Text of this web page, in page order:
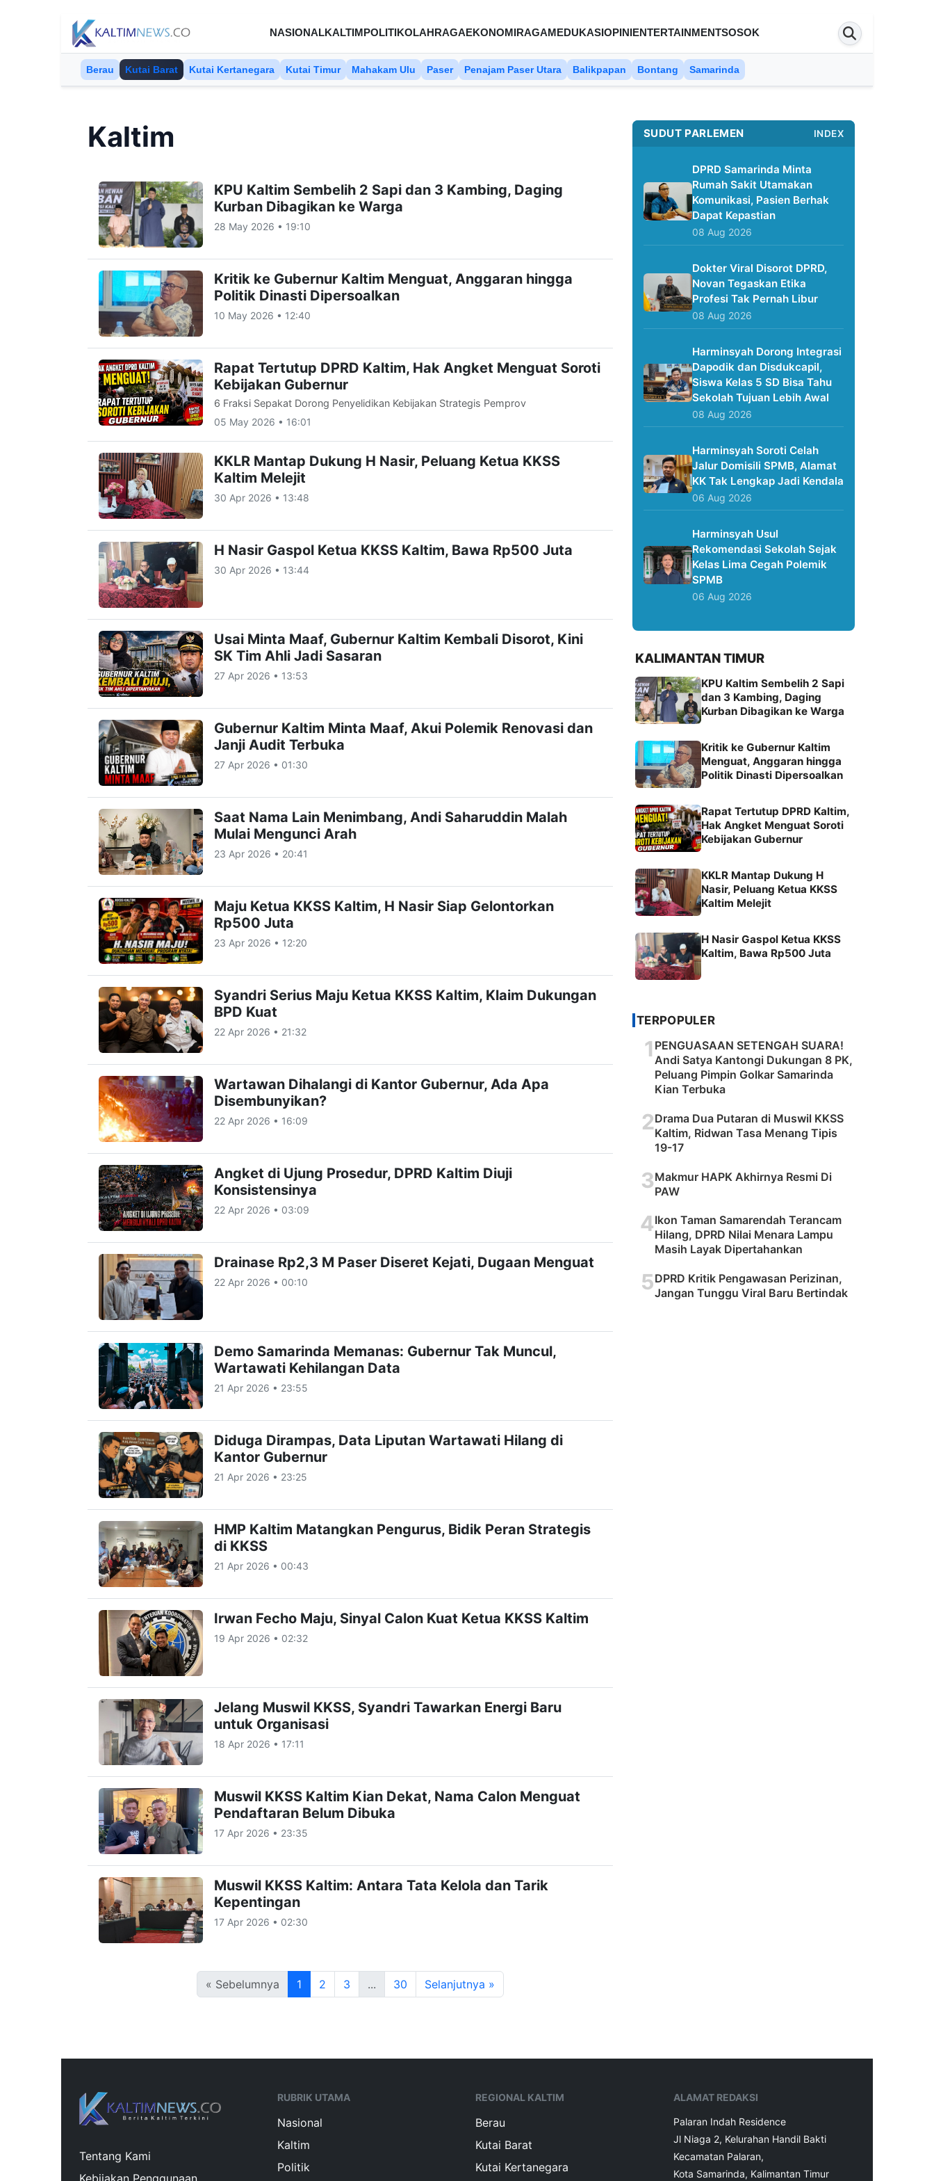
Skip to content
NASIONALKALTIMPOLITIKOLAHRAGAEKONOMIRAGAMEDUKASIOPINIENTERTAINMENTSOSOK
Berau Kutai Barat Kutai Kertanegara Kutai Timur Mahakam Ulu Paser Penajam Paser Utara Balikpapan Bontang Samarinda
Kaltim
KPU Kaltim Sembelih 2 Sapi dan 3 Kambing, Daging
Kurban Dibagikan ke Warga
28 May 2026 • 19:10
Kritik ke Gubernur Kaltim Menguat, Anggaran hingga
Politik Dinasti Dipersoalkan
10 May 2026 • 12:40
Rapat Tertutup DPRD Kaltim, Hak Angket Menguat Soroti
Kebijakan Gubernur
6 Fraksi Sepakat Dorong Penyelidikan Kebijakan Strategis Pemprov
05 May 2026 • 16:01
KKLR Mantap Dukung H Nasir, Peluang Ketua KKSS
Kaltim Melejit
30 Apr 2026 • 13:48
H Nasir Gaspol Ketua KKSS Kaltim, Bawa Rp500 Juta
30 Apr 2026 • 13:44
Usai Minta Maaf, Gubernur Kaltim Kembali Disorot, Kini
SK Tim Ahli Jadi Sasaran
27 Apr 2026 • 13:53
Gubernur Kaltim Minta Maaf, Akui Polemik Renovasi dan
Janji Audit Terbuka
27 Apr 2026 • 01:30
Saat Nama Lain Menimbang, Andi Saharuddin Malah
Mulai Mengunci Arah
23 Apr 2026 • 20:41
Maju Ketua KKSS Kaltim, H Nasir Siap Gelontorkan
Rp500 Juta
23 Apr 2026 • 12:20
Syandri Serius Maju Ketua KKSS Kaltim, Klaim Dukungan
BPD Kuat
22 Apr 2026 • 21:32
Wartawan Dihalangi di Kantor Gubernur, Ada Apa
Disembunyikan?
22 Apr 2026 • 16:09
Angket di Ujung Prosedur, DPRD Kaltim Diuji
Konsistensinya
22 Apr 2026 • 03:09
Drainase Rp2,3 M Paser Diseret Kejati, Dugaan Menguat
22 Apr 2026 • 00:10
Demo Samarinda Memanas: Gubernur Tak Muncul,
Wartawati Kehilangan Data
21 Apr 2026 • 23:55
Diduga Dirampas, Data Liputan Wartawati Hilang di
Kantor Gubernur
21 Apr 2026 • 23:25
HMP Kaltim Matangkan Pengurus, Bidik Peran Strategis
di KKSS
21 Apr 2026 • 00:43
Irwan Fecho Maju, Sinyal Calon Kuat Ketua KKSS Kaltim
19 Apr 2026 • 02:32
Jelang Muswil KKSS, Syandri Tawarkan Energi Baru
untuk Organisasi
18 Apr 2026 • 17:11
Muswil KKSS Kaltim Kian Dekat, Nama Calon Menguat
Pendaftaran Belum Dibuka
17 Apr 2026 • 23:35
Muswil KKSS Kaltim: Antara Tata Kelola dan Tarik
Kepentingan
17 Apr 2026 • 02:30
« Sebelumnya 1 2 3 ... 30 Selanjutnya »
SUDUT PARLEMEN INDEX
DPRD Samarinda Minta
Rumah Sakit Utamakan
Komunikasi, Pasien Berhak
Dapat Kepastian
08 Aug 2026
Dokter Viral Disorot DPRD,
Novan Tegaskan Etika
Profesi Tak Pernah Libur
08 Aug 2026
Harminsyah Dorong Integrasi
Dapodik dan Disdukcapil,
Siswa Kelas 5 SD Bisa Tahu
Sekolah Tujuan Lebih Awal
08 Aug 2026
Harminsyah Soroti Celah
Jalur Domisili SPMB, Alamat
KK Tak Lengkap Jadi Kendala
06 Aug 2026
Harminsyah Usul
Rekomendasi Sekolah Sejak
Kelas Lima Cegah Polemik
SPMB
06 Aug 2026
KALIMANTAN TIMUR
KPU Kaltim Sembelih 2 Sapi
dan 3 Kambing, Daging
Kurban Dibagikan ke Warga
Kritik ke Gubernur Kaltim
Menguat, Anggaran hingga
Politik Dinasti Dipersoalkan
Rapat Tertutup DPRD Kaltim,
Hak Angket Menguat Soroti
Kebijakan Gubernur
KKLR Mantap Dukung H
Nasir, Peluang Ketua KKSS
Kaltim Melejit
H Nasir Gaspol Ketua KKSS
Kaltim, Bawa Rp500 Juta
TERPOPULER
1 PENGUASAAN SETENGAH SUARA!
Andi Satya Kantongi Dukungan 8 PK,
Peluang Pimpin Golkar Samarinda
Kian Terbuka
2Drama Dua Putaran di Muswil KKSS
Kaltim, Ridwan Tasa Menang Tipis
19-17
3Makmur HAPK Akhirnya Resmi Di
PAW
4Ikon Taman Samarendah Terancam
Hilang, DPRD Nilai Menara Lampu
Masih Layak Dipertahankan
5DPRD Kritik Pengawasan Perizinan,
Jangan Tunggu Viral Baru Bertindak
Tentang Kami
Kebijakan Penggunaan
RUBRIK UTAMA
Nasional
Kaltim
Politik
REGIONAL KALTIM
Berau
Kutai Barat
Kutai Kertanegara
ALAMAT REDAKSI
Palaran Indah Residence
Jl Niaga 2, Kelurahan Handil Bakti
Kecamatan Palaran,
Kota Samarinda, Kalimantan Timur